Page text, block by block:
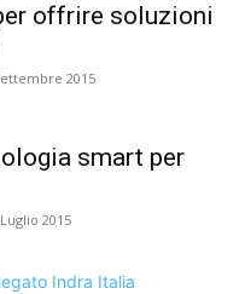
offrire soluzioni
2015
smart per
2015